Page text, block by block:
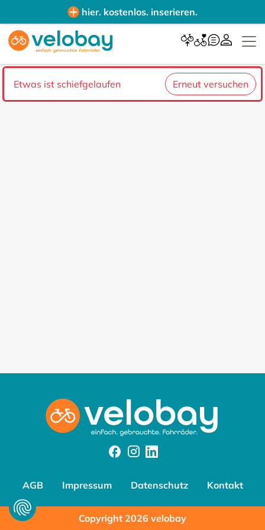
hier. kostenlos. inserieren.
Etwas ist schiefgelaufen Erneut versuchen
FacebookInstagram
AGB Impressum Datenschutz Kontakt
Copyright 2026 velobay